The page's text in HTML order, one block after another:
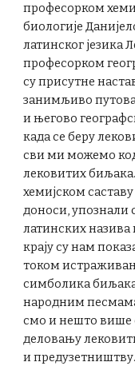
професорком
биологије
латинског језика
професорком
су присутне
занимљиво
и његово
када се беру
сви ми можемо
лековитих
хемијском
доноси, упознали
латинских назива
крају су нам
током
симболика
народним
смо и нешто више
деловању
и предузетништву.